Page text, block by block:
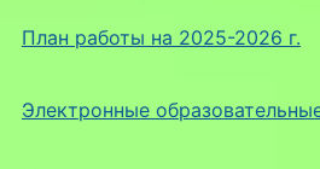
План работы на 2025-2026 г.
Электронные